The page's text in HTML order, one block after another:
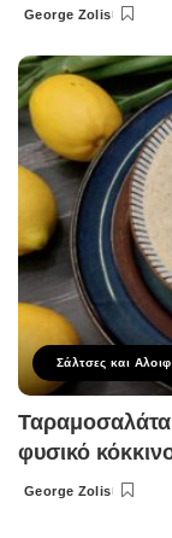
Posted
George Zolis
Σάλτσες και
Ταραμοσαλάτα
φυσικό
Posted
George Zolis